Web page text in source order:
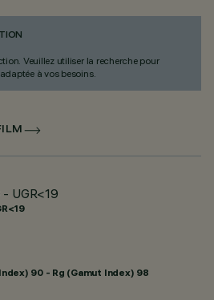
Veuillez utiliser la recherche pour
à vos besoins.
UGR<19
90 - Rg (Gamut Index) 98